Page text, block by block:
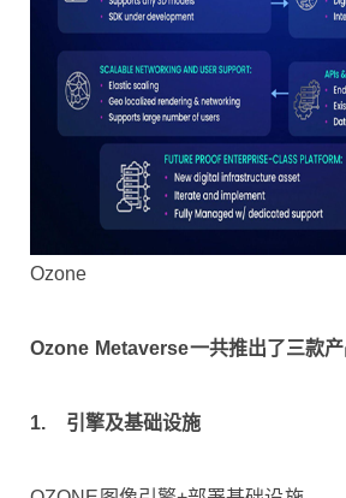
Ozone
Ozone Metaverse一共推出了三款产
1. 引擎及基础设施